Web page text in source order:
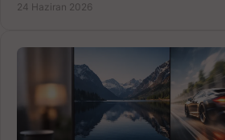
24 Haziran 2026